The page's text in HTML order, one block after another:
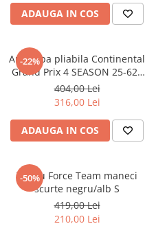
Tije Sa
ADAUGA IN COS
-22%
Anvelopa pliabila Continental
Grand Prix 4 SEASON 25-622
(700x25C)
404,00 Lei
316,00 Lei
ADAUGA IN COS
-50%
Tricou Force Team maneci
scurte negru/alb S
419,00 Lei
210,00 Lei